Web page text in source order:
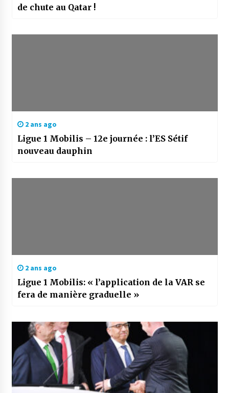
de chute au Qatar !
2 ans ago
Ligue 1 Mobilis – 12e journée : l’ES Sétif
nouveau dauphin
2 ans ago
Ligue 1 Mobilis: « l’application de la VAR se
fera de manière graduelle »